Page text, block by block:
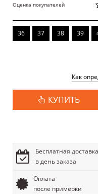
Оценка покупателей
36 37 38 39
Как
КУПИТЬ
Бесплатная доставка
в день заказа
Оплата
после примерки